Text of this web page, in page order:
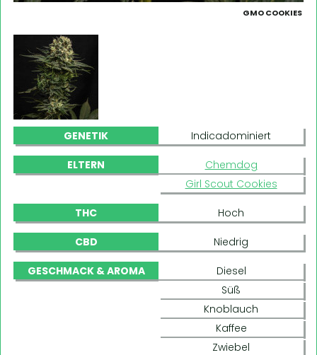
GMO COOKIES
GENETIK Indicadominiert
ELTERN
Chemdog
Girl Scout Cookies
THC Hoch
CBD Niedrig
GESCHMACK & AROMA
Diesel
Süß
Knoblauch
Kaffee
Zwiebel